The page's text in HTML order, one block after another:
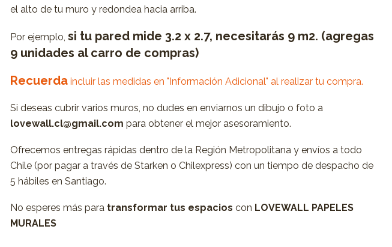
el alto de tu muro y redondea hacia arriba.
Por ejemplo, si tu pared mide 3.2 x 2.7, necesitarás 9 m2. (agregas
9 unidades al carro de compras)
Recuerda incluir las medidas en "Información Adicional" al realizar tu compra.
Si deseas cubrir varios muros, no dudes en enviarnos un dibujo o foto a
lovewall.cl@gmail.com para obtener el mejor asesoramiento.
Ofrecemos entregas rápidas dentro de la Región Metropolitana y envíos a todo
Chile (por pagar a través de Starken o Chilexpress) con un tiempo de despacho de
5 hábiles en Santiago.
No esperes más para transformar tus espacios con LOVEWALL PAPELES
MURALES